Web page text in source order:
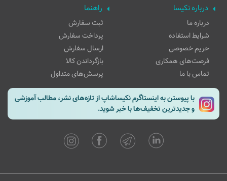
درباره نکیسا
درباره ما
شرایط استفاده
حریم خصوصی
فرصت‌های همکاری
تماس با ما
راهنما
ثبت سفارش
پرداخت سفارش
ارسال سفارش
بازگرداندن کالا
پرسش‌های متداول
با پیوستن به اینستاگرم نکیساشاپ از تازه‌های نشر، مطالب آموزشی
و جدیدترین تخفیف‌ها با خبر شوید.